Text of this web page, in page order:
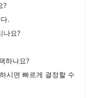
?
.
나요?
하나요?
시면 빠르게 결정할 수